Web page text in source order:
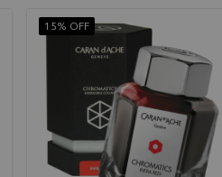
15% OFF